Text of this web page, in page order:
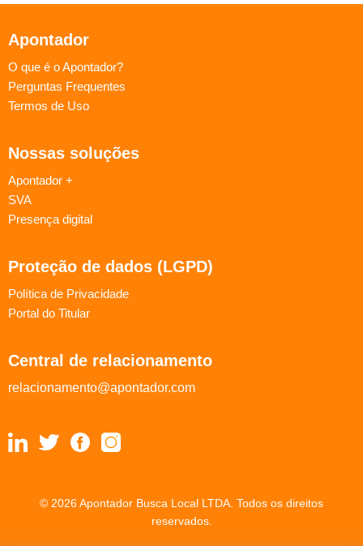
Apontador
O que é o Apontador?
Perguntas Frequentes
Termos de Uso
Nossas soluções
Apontador +
SVA
Presença digital
Proteção de dados (LGPD)
Política de Privacidade
Portal do Titular
Central de relacionamento
relacionamento@apontador.com
© 2026 Apontador Busca Local LTDA. Todos os direitos
reservados.